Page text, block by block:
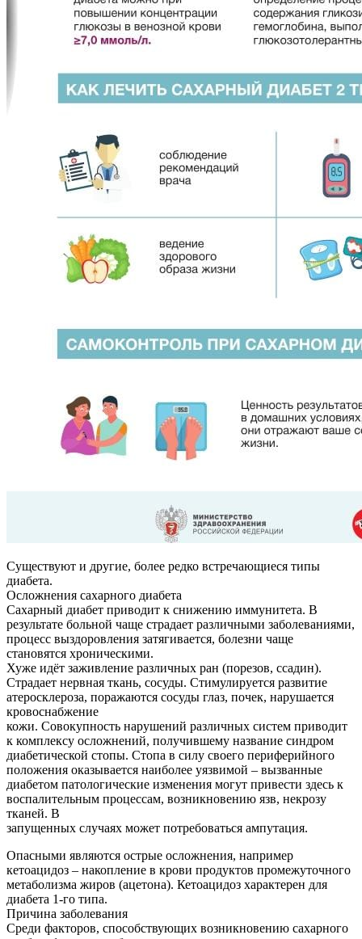
Существуют и другие, более редко встречающиеся типы
диабета.
Осложнения сахарного диабета
Сахарный диабет приводит к снижению иммунитета. В
результате больной чаще страдает различными заболеваниями,
процесс выздоровления затягивается, болезни чаще
становятся хроническими.
Хуже идёт заживление различных ран (порезов, ссадин).
Страдает нервная ткань, сосуды. Стимулируется развитие
атеросклероза, поражаются сосуды глаз, почек, нарушается
кровоснабжение
кожи. Совокупность нарушений различных систем приводит
к комплексу осложнений, получившему название синдром
диабетической стопы. Стопа в силу своего периферийного
положения оказывается наиболее уязвимой – вызванные
диабетом патологические изменения могут привести здесь к
воспалительным процессам, возникновению язв, некрозу
тканей. В
запущенных случаях может потребоваться ампутация.
Опасными являются острые осложнения, например
кетоацидоз – накопление в крови продуктов промежуточного
метаболизма жиров (ацетона). Кетоацидоз характерен для
диабета 1-го типа.
Причина заболевания
Среди факторов, способствующих возникновению сахарного